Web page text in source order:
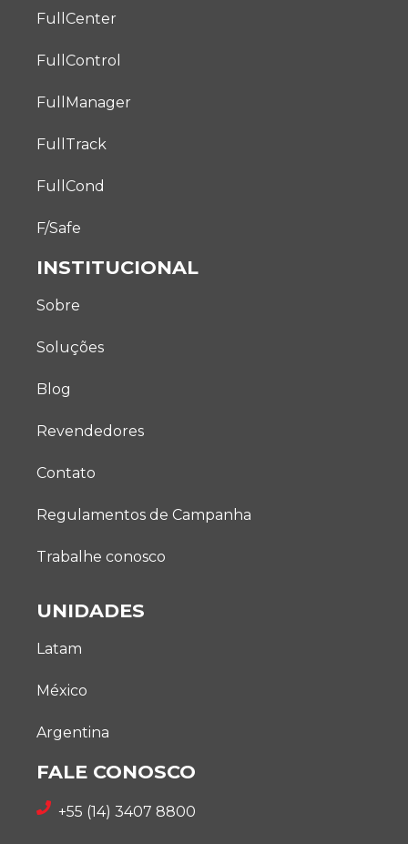
FullCenter
FullControl
FullManager
FullTrack
FullCond
F/Safe
INSTITUCIONAL
Sobre
Soluções
Blog
Revendedores
Contato
Regulamentos de Campanha
Trabalhe conosco
UNIDADES
Latam
México
Argentina
FALE CONOSCO
+55 (14) 3407 8800